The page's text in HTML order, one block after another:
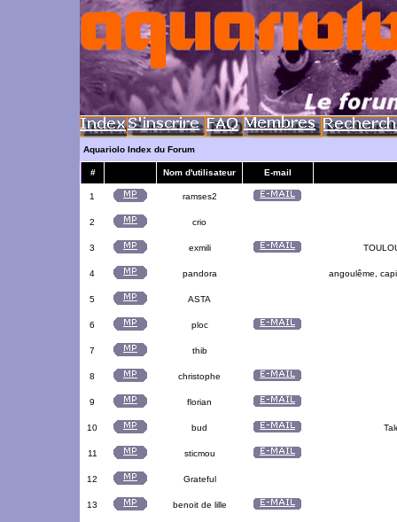
Aquariolo Index du Forum
# Nom d'utilisateur E-mail
1 ramses2
2 crio
3 exmili
4 pandora angoulême,
5 ASTA
6 ploc
7 thib
8 christophe
9 florian
10 bud
11 sticmou
12 Grateful
13 benoit de lille